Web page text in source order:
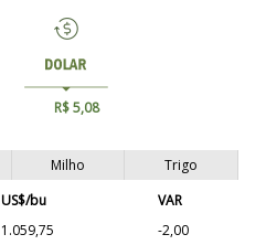
R$ 5,08
Milho
Trigo
US$/bu
VAR
1.059,75 -2,00